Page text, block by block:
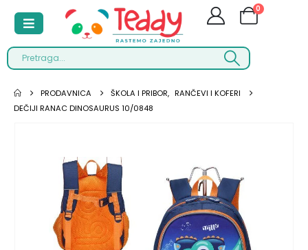
0
PRODAVNICA ŠKOLA I PRIBOR, RANČEVI I KOFERI
DEČIJI RANAC DINOSAURUS 10/0848